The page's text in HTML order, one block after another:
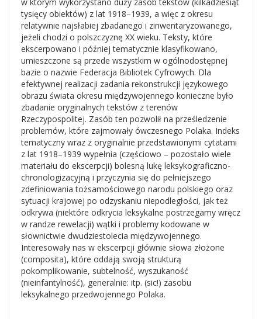
tysięcy obiektów) z lat 1918–1939, a więc z okresu
relatywnie najsłabiej zbadanego i zinwentaryzowanego,
jeżeli chodzi o polszczyznę XX wieku. Teksty, które
ekscerpowano i później tematycznie klasyfikowano,
umieszczone są przede wszystkim w ogólnodostępnej
bazie o nazwie Federacja Bibliotek Cyfrowych. Dla
efektywnej realizacji zadania rekonstrukcji językowego
obrazu świata okresu międzywojennego konieczne było
zbadanie oryginalnych tekstów z terenów
Rzeczypospolitej. Zasób ten pozwolił na prześledzenie
problemów, które zajmowały ówczesnego Polaka. Indeks
tematyczny wraz z oryginalnie przedstawionymi cytatami
z lat 1918–1939 wypełnia (częściowo – pozostało wiele
materiału do ekscerpcji) bolesną lukę leksykograficzno-
chronologizacyjną i przyczynia się do pełniejszego
zdefiniowania tożsamościowego narodu polskiego oraz
sytuacji krajowej po odzyskaniu niepodległości, jak też
odkrywa (niektóre odkrycia leksykalne postrzegamy wręcz
w randze rewelacji) wątki i problemy kodowane w
słownictwie dwudziestolecia międzywojennego.
Interesowały nas w ekscerpcji głównie słowa złożone
(composita), które oddają swoją strukturą
pokomplikowanie, subtelność, wyszukaność
(nieinfantylność), generalnie: itp. (sic!) zasobu
leksykalnego przedwojennego Polaka.